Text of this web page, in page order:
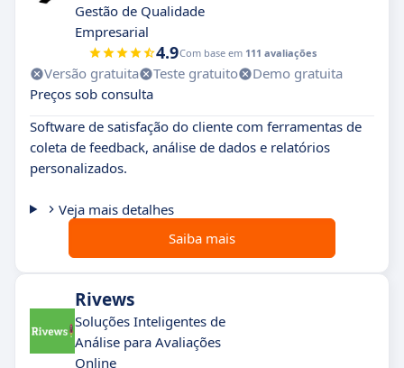
Gestão de Qualidade
Empresarial
4.9Com base em 111 avaliações
Versão gratuita Teste gratuito
Demo gratuita
Preços sob consulta
Software de satisfação do cliente com ferramentas de
coleta de feedback, análise de dados e relatórios
personalizados.
Veja mais detalhes
Saiba mais
Rivews
Soluções Inteligentes de
Análise para Avaliações
Online